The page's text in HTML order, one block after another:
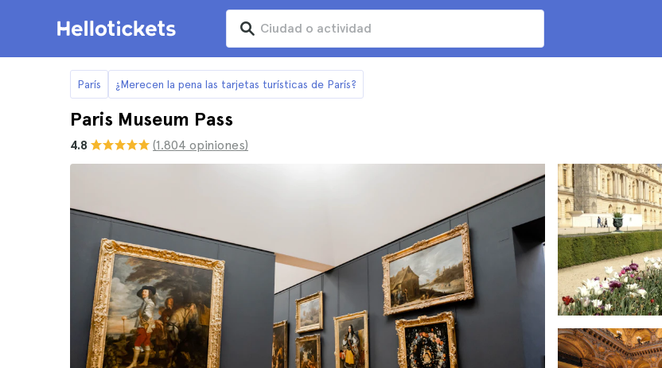
París ¿Merecen la pena las tarjetas turísticas de París?
Paris Museum Pass
4.8 (1.804 opiniones)